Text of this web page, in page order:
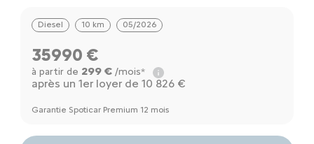
Diesel 10 km 05/2026
35990 €
à partir de 299 €/mois*
après un 1er loyer de 10 826 €
Garantie Spoticar Premium 12 mois